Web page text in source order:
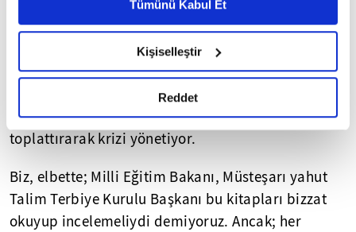
6698 sayılı Kişisel Verilerin Korunması Kanunu uyarınca
okumak ve sitemizi ziyaretiniz kapsamında
gerçekleştirilen veri işleme faaliyetleri ile ilgili daha
detaylı bilgi almak için lütfentıklayınız.
Tümünü Kabul Et
Kişiselleştir
Reddet
Ortaokul 7. sınıf Sosyal Bilgiler kitabında yer alan
"Basın Özgürlüğü" başlıklı metin; yıllardır
yürütülen algı yönetiminin izdüşümü olarak,
"iktidar partisinin diktatörlüğü"nü ima ediyor.
Balığın başı durumunda bulunan bürokratlar ise;
bazı sayfaları yırttırarak, bazı kitapları geri
toplattırarak krizi yönetiyor.
Biz, elbette; Milli Eğitim Bakanı, Müsteşarı yahut
Talim Terbiye Kurulu Başkanı bu kitapları bizzat
okuyup incelemeliydi demiyoruz. Ancak; her